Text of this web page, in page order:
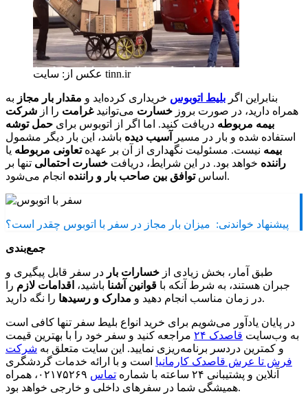
عکس از: سایت tinn.ir
بنابراین اگر بلیط اتوبوس خریداری کرده‌اید و مقدار بار مجاز به
همراه دارید، در صورت بروز خسارت می‌توانیدغرامت را از شرکت
بیمه مربوطه دریافت کنید. اما اگر از اتوبوس برای حمل توشه
استفاده شده و بار در مسیر
آسیب دیده باشد، این بار دیگر مشمول
بیمه نیست. مسئولیت نگهداری از آن بر عهدهتعاونی مربوطه یا
راننده خواهد بود. در این شرایط، دریافت خسارت احتمالی تنها بر
اساستوافق بین صاحب بار و راننده انجام می‌شود.
پیشنهاد خواندنی: میزان بار مجاز در سفر با اتوبوس چقدر است؟
جمع‌بندی
طبق آمار، بخش زیادی از خسارات بار در سفر قابل پیگیری و
جبران هستند، به شرط آنکه با قوانین آشنا باشید، اقدامات لازم را
در زمان مناسب انجام دهید و مدارک و رسیدها را نگه دارید.
در پایان یادآور می‌شویم برای خرید انواع بلیط سفر تنها کافی است
به وب‌سایت قاصدک ۲۴
مراجعه کنید و سفر خود را با بهترین قیمت
و کمترین دردسر برنامه‌ریزی نمایید. این سایت متعلق به شرکت
فرش تا عرش قاصدک کارمانیا است و با ارائه خدمات گردشگری
آنلاین و پشتیبانی ۲۴ ساعته با شماره
تماس
۰۲۱۷۵۲۶۹، همراه
همیشگی شما در سفرهای داخلی و خارجی خواهد بود.